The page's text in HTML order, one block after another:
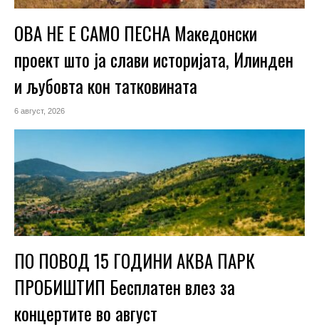
ОВА НЕ Е САМО ПЕСНА Македонски
проект што ја слави историјата, Илинден
и љубовта кон татковината
6 август, 2026
ПО ПОВОД 15 ГОДИНИ АКВА ПАРК
ПРОБИШТИП Бесплатен влез за
концертите во август